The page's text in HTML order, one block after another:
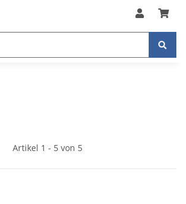
Artikel 1 - 5 von 5